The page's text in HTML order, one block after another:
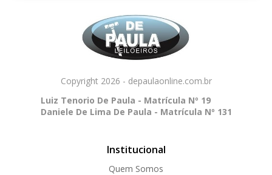
Copyright 2026 - depaulaonline.com.br
Luiz Tenorio De Paula - Matrícula Nº 19
Daniele De Lima De Paula - Matrícula Nº 131
Institucional
Quem Somos